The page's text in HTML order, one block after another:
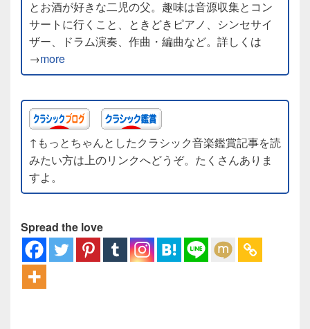
とお酒が好きな二児の父。趣味は音源収集とコン
サートに行くこと、ときどきピアノ、シンセサイ
ザー、ドラム演奏、作曲・編曲など。詳しくは
→more
↑もっとちゃんとしたクラシック音楽鑑賞記事を読
みたい方は上のリンクへどうぞ。たくさんありま
すよ。
Spread the love